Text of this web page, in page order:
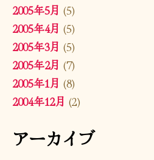
2005年5月 (5)
2005年4月 (5)
2005年3月 (5)
2005年2月 (7)
2005年1月 (8)
2004年12月 (2)
アーカイブ